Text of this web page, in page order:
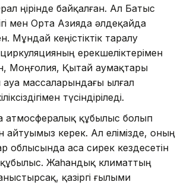
өңірінде байқалған. Ал Батыс
мен Орта Азияда әлдеқайда
Мұндай кеңістіктік таралу
ерекшеліктерімен
Моңғолия, Қытай аумақтары
ауа массаларындағы ылғал
түсіндіріледі.
атмосфералық құбылыс болып
айтуымыз керек. Ал елімізде, оның
облысында аса сирек кездесетін
Жаһандық климаттың
қазіргі ғылыми